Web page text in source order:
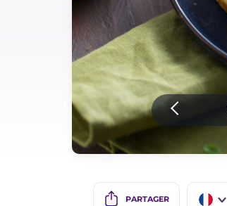
IT Website
Instagram
YouTube
PARTAGER